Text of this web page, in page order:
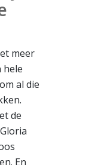
meer
hele
al die
de
En